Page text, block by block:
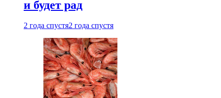
и будет рад
2 года спустя2 года спустя